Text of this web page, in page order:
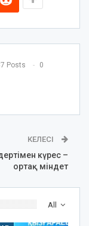
Posts 0
КЕЛЕСІ
күрес –
ортақ міндет
All